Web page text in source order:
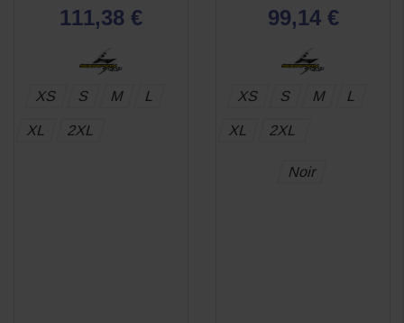
111,38 €
XS S M L
XL 2XL
99,14 €
XS S M L
XL 2XL
Noir